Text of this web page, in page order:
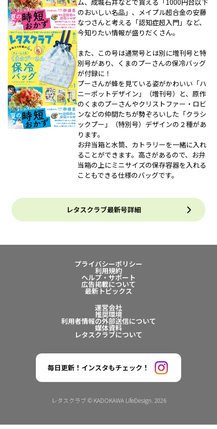
ム、成城石井などで買える「1000円台以下
のおいしい名品」、メイプル超合金の安藤
なつさんと考える「認知症超入門」など、
今知りたい情報が盛りだくさん。
また、この号は通常号とは別に増刊号と特
別号があり、くまのプーさんの保冷バッグ
が付録に！
プーさんが蜂を見ている姿がかわいい「ハ
ニーポットデザイン」（増刊号）と、原作
のくまのプーさんやクリストファー・ロビ
ンなどの仲間たちが勢ぞろいした「クラシ
ックプー」（特別号）デザインの２種があ
ります。
お弁当箱と水筒、カトラリーを一緒に入れ
ることができます。高さがあるので、お弁
当箱の上にミニサイズの保存容器を入れる
こともできる仕様のバッグです。
レタスクラブ最新号詳細
プライバシーポリシー
利用規約
ヘルプ・サポート
広告掲載について
最新トピックス
運営会社
推奨環境
利用者情報の外部送信について
媒体資料
レタスクラブについて
毎日更新！インスタもチェック！
レタスクラブ © KADOKAWA LifeDesign. 2026